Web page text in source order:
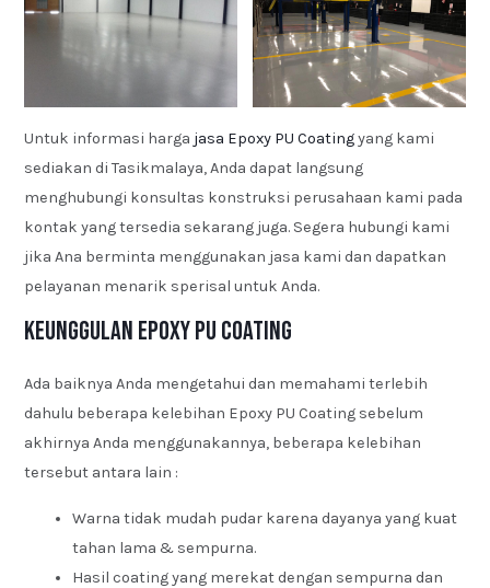
Untuk informasi harga jasa Epoxy PU Coatingyang kami
sediakan di Tasikmalaya, Anda dapat langsung
menghubungi konsultas konstruksi perusahaan kami pada
kontak yang tersedia sekarang juga. Segera hubungi kami
jika Ana berminta menggunakan jasa kami dan dapatkan
pelayanan menarik sperisal untuk Anda.
Keunggulan Epoxy PU Coating
Ada baiknya Anda mengetahui dan memahami terlebih
dahulu beberapa kelebihan Epoxy PU Coating sebelum
akhirnya Anda menggunakannya, beberapa kelebihan
tersebut antara lain :
Warna tidak mudah pudar karena dayanya yang kuat
tahan lama & sempurna.
Hasil coating yang merekat dengan sempurna dan